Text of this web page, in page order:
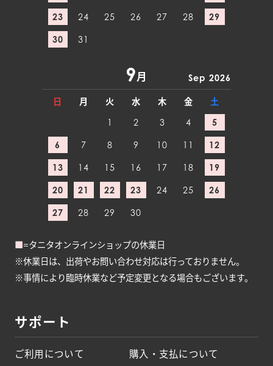
23 24 25 26 27 28 29
30 31
9月 Sep 2026
日 月 火 水 木 金
土
1
2 3 4 5
6 7 8 9 10 11 12
13 14 15 16 17 18 19
20 21 22 23 24 25 26
27 28 29 30
■=タニタオンラインショップの休業日
※休業日は、出荷やお問い合わせ対応は行っておりません。
※事情により臨時休業など予定変更となる場合もございます。
サポート
ご利用について
購入・支払について